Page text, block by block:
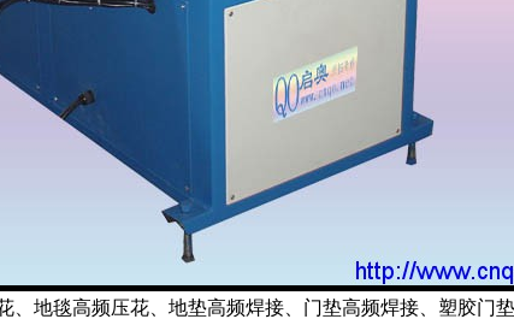
地毯高频压花、地垫高频焊接、门垫高频焊接、塑胶门